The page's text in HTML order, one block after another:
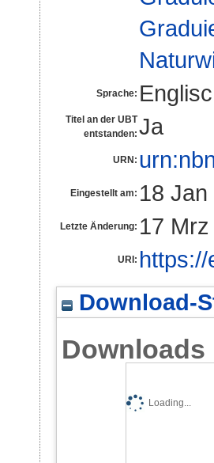
Sprache:
Titel an der UBT
entstanden: Ja
URN:
Eingestellt am: 18
Letzte Änderung: 17
URI:
Download-
Downloads
Loading...